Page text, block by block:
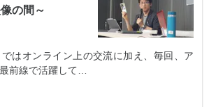
の間～
ではオンライン上の交流に加え、毎回、ア
前線で活躍して…